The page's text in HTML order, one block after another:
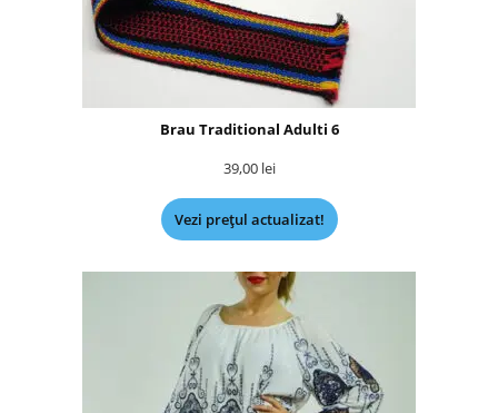
Brau Traditional Adulti 6
39,00 lei
Vezi prețul actualizat!